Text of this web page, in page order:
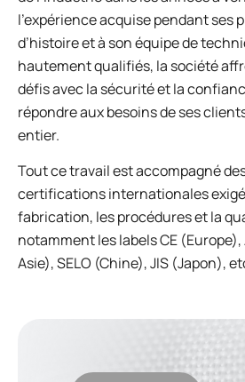
l’expérience acquise pendant ses
d’histoire et à son équipe de
hautement qualifiés, la société
défis avec la sécurité et la
répondre aux besoins de ses
entier.
Tout ce travail est accompagné
certifications internationales
fabrication, les procédures et la
notamment les labels CE
Asie), SELO (Chine), JIS (Japon),